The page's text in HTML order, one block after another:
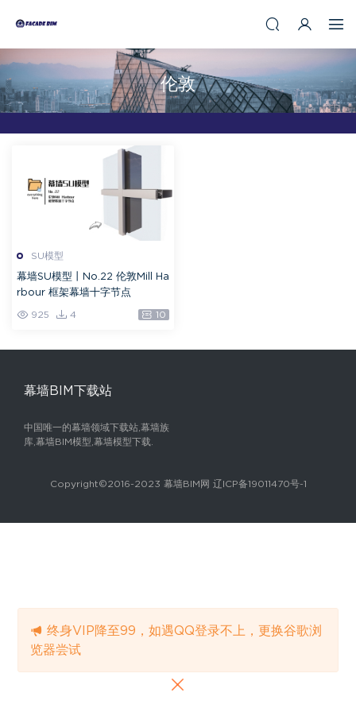
伦敦
SU模型
幕墙SU模型丨No.22 伦敦Mill Ha
rbour 框架幕墙十字节点
925 4 10
幕墙BIM下载站
中国唯一的幕墙领域下载站,幕墙族
库,幕墙BIM模型,幕墙模型下载.
Copyright©2016-2023 幕墙BIM网 辽ICP备19011470号-1
终身VIP降至99，如遇QQ登录不上，更换谷歌浏
览器尝试